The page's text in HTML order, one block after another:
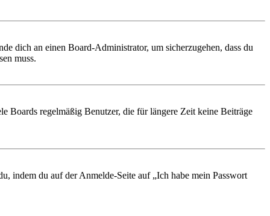
dich an einen Board-Administrator, um sicherzugehen, dass du
muss.
Boards regelmäßig Benutzer, die für längere Zeit keine Beiträge
indem du auf der Anmelde-Seite auf „Ich habe mein Passwort